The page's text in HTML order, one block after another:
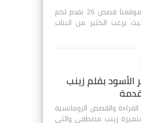
مرحباً بكم جميع أصدقائي ومتابعي موقعنا قصص 26 نقدم لكم
يرغب الكثير من البنات
الأسود بقلم زينب
والقصص الرومانسية
زينب مصطفى والتي